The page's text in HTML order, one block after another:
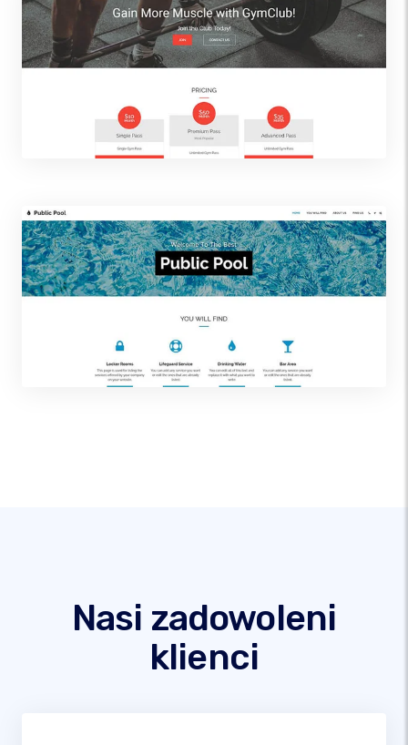
Nasi zadowoleni
klienci